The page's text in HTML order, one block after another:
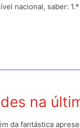
nacional, saber:
na
da fantástica